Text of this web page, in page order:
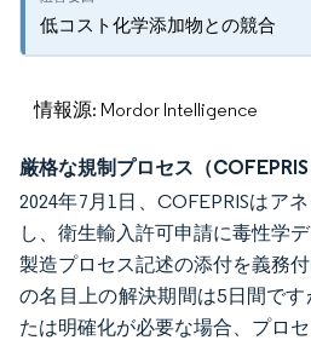
低コスト化学添加物との競合
情報源: Mordor Intelligence
厳格な規制プロセス（COFEPRIS
2024年7月1日、COFEPRISはア
し、衛生輸入許可申請に毒性学
製造プロセス記述の添付を義務
の名目上の解決期間は5日間で
たは明確化が必要な場合、プロ